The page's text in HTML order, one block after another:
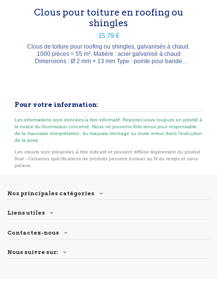
Clous pour toiture en roofing ou
shingles
15,79 €
Clous de toiture pour roofing ou shingles, galvanisés à chaud.
1000 pièces ≈ 55 m². Matière : acier galvanisé à chaud
Dimensions : Ø 2 mm × 13 mm Type : pointe pour bande
bitumeuse (DIN 1160) Conditionnement : 1000 pièces — 1 kg
Pour votre information:
Les informations sont données à titre informatif. Reportez-vous toujours en priorité à
la notice du fournisseur concerné. Nous ne pouvons être tenus pour responsable
de la mauvaise interprétation, du mauvais montage ou toute erreur dans l’exécution
de la pose.
Les visuels sont présentés à titre indicatif et peuvent différer légèrement du produit
final - Certaines spécifications de produits peuvent évoluer au fil du temps et sans
préavis.
Nos principales catégories
Liens utiles
Contactez-nous
Nous suivre sur: